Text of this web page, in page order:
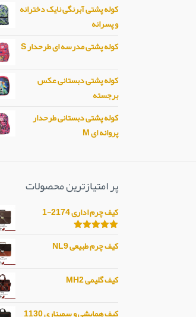
کوله پشتی آبرنگی نایک دخترانه
و پسرانه
کوله پشتی مدرسه ای طرحدار S
کوله پشتی دبستانی عکس
برجسته
کوله پشتی دبستانی طرحدار
پروانه ای M
پر امتیازترین محصولات
کیف چرم اداری 2174-1
از 5
کیف چرم طبیعی NL9
کیف گلیمی MH2
کیف همایشی و سمیناری 1130